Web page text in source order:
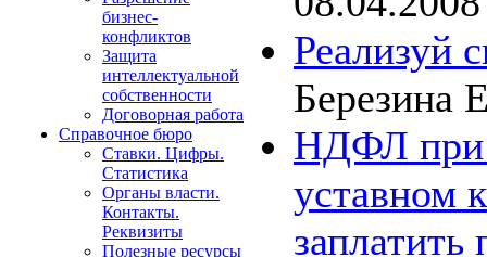
бизнес-
конфликтов
Защита
интеллектуальной
собственности
Договорная работа
Справочное бюро
Ставки. Цифры.
Статистика
Органы власти.
Контакты.
Реквизиты
Полезные ресурсы
Реализуй
Березина
НДФЛ при
уставном
заплатить